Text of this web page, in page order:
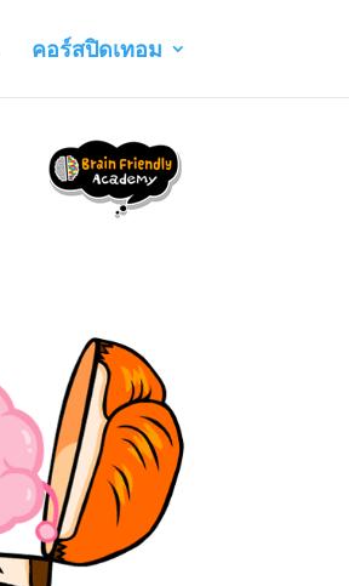
คอร์สปิดเทอม